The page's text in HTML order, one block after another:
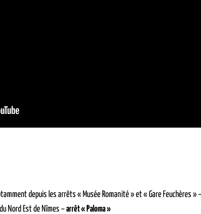
depuis les arrêts « Musée Romanité » et « Gare Feuchères »
Nord Est de Nîmes –arrêt « Paloma »